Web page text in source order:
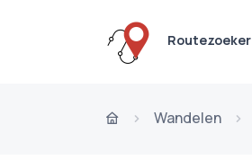
Routezoeker
Wandelen